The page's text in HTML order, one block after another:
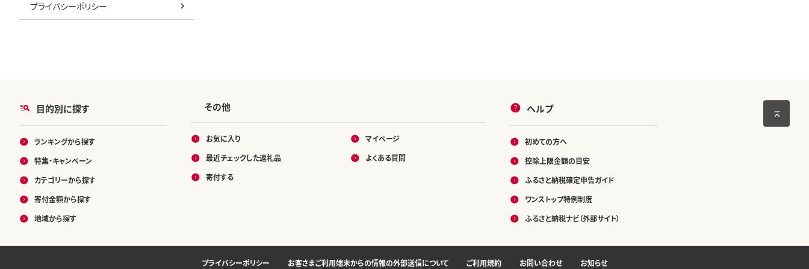
プライバシーポリシー
目的別に探す
ランキングから探す
特集・キャンペーン
カテゴリーから探す
寄付金額から探す
地域から探す
その他
お気に入り
最近チェックした返礼品
寄付する
マイページ
よくある質問
ヘルプ
初めての方へ
控除上限金額の目安
ふるさと納税確定申告ガイド
ワンストップ特例制度
ふるさと納税ナビ（外部サイト）
プライバシーポリシー お客さまご利用端末からの情報の外部送信について ご利用規約 お問い合わせ お知らせ